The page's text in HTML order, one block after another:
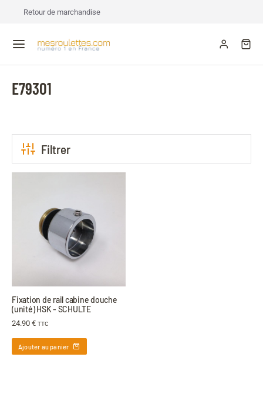
Retour de marchandise
E79301
Filtrer
Fixation de rail cabine douche
(unité) HSK - SCHULTE
24.90 € TTC
Ajouter au panier